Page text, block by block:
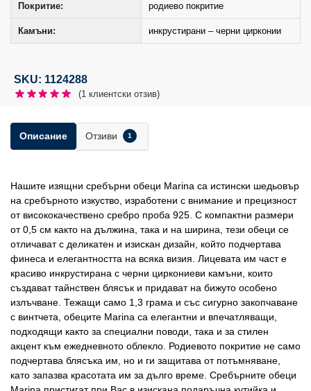
Покритие: родиево покритие
Камъни: инкрустирани – черни цирконии
SKU: 1124288
(1 клиентски отзив)
Описание Отзиви 1
Нашите изящни сребърни обеци Marina са истински шедьовър
на сребърното изкуство, изработени с внимание и прецизност
от висококачествено сребро проба 925. С компактни размери
от 0,5 см както на дължина, така и на ширина, тези обеци се
отличават с деликатен и изискан дизайн, който подчертава
финеса и елегантността на всяка визия. Лицевата им част е
красиво инкрустирана с черни циркониеви камъни, които
създават тайнствен блясък и придават на бижуто особено
излъчване. Тежащи само 1,3 грама и със сигурно закопчаване
с винтчета, обеците Marina са елегантни и впечатляващи,
подходящи както за специални поводи, така и за стилен
акцент към ежедневното облекло. Родиевото покритие не само
подчертава блясъка им, но и ги защитава от потъмняване,
като запазва красотата им за дълго време. Сребърните обеци